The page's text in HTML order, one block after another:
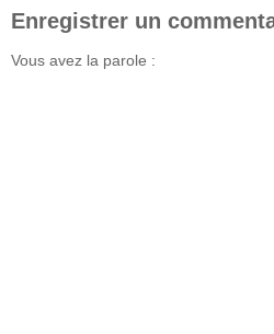
Enregistrer un
Vous avez la parole :